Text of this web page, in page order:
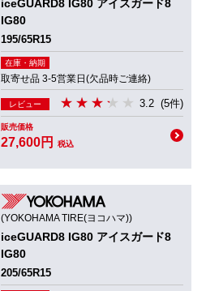
iceGUARD8 IG80 アイスガード8
IG80
195/65R15
在庫・納期
取寄せ品 3-5営業日(欠品時ご連絡)
レビュー 3.2 (5件)
販売価格
27,600円 税込
(YOKOHAMA TIRE(ヨコハマ))
iceGUARD8 IG80 アイスガード8
IG80
205/65R15